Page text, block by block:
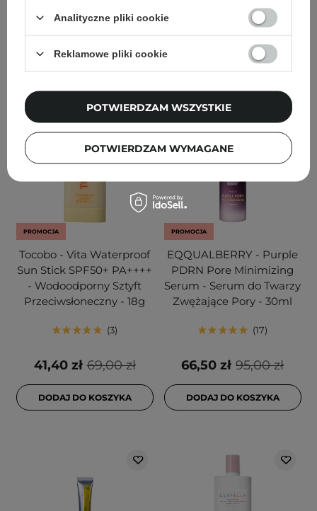
PROMOCJA
Tocobo - Vita Waterproof
Sun Stick SPF50+ PA++++
- Wodoodporny Sztyft
Przeciwsłoneczny - 18g
3
69,00 zł
41,40 zł
DODAJ DO KOSZYKA
PROMOCJA
EQQUALBERRY - Purple
PDRN Pore Minimizing
Serum - Serum do Twarzy
Zwężające Pory - 30ml
17
95,00 zł
66,50 zł
DODAJ DO KOSZYKA
Analityczne pliki cookie
Reklamowe pliki cookie
POTWIERDZAM WYMAGANE
POTWIERDZAM WSZYSTKIE